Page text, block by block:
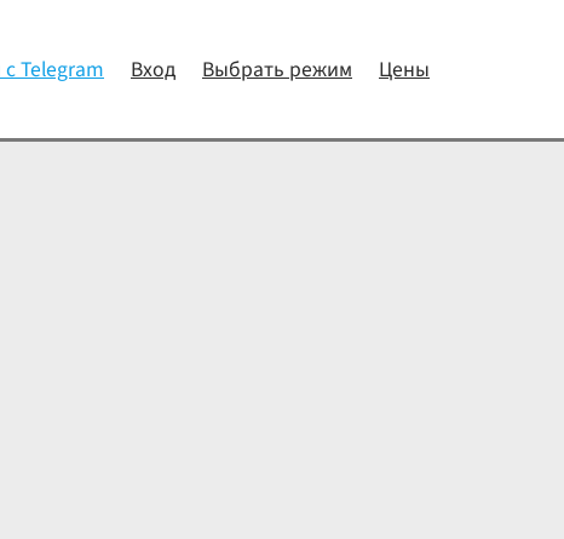
Telegram Вход Выбрать режим Цены